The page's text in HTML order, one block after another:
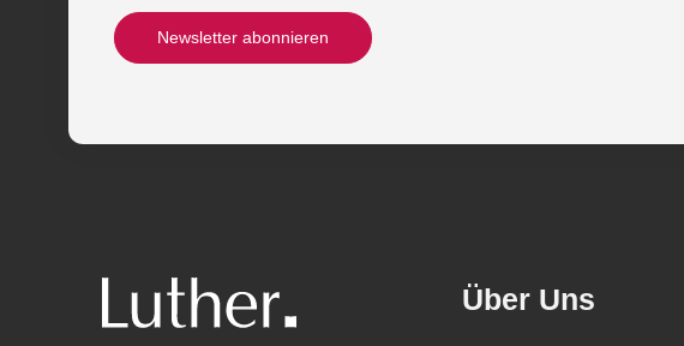
Newsletter abonnieren
Über Uns